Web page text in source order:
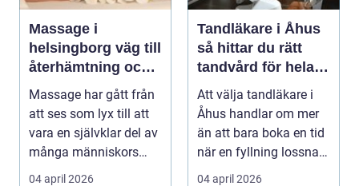
Massage i
helsingborg väg till
återhämtning och
hållbar hälsa
Massage har gått från
att ses som lyx till att
vara en självklar del av
många människors
friskvård. ...
04 april 2026
Tandläkare i Åhus
så hittar du rätt
tandvård för hela
familjen
Att välja tandläkare i
Åhus handlar om mer
än att bara boka en tid
när en fyllning lossnar
eller en ...
04 april 2026